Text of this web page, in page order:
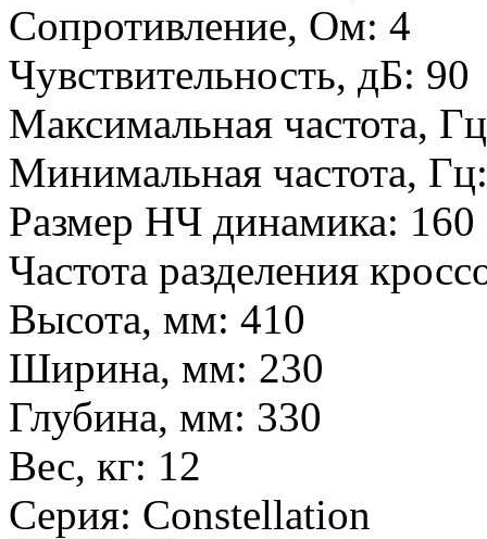
Сопротивление, Ом: 4
Чувствительность, дБ: 90
Максимальная частота,
Минимальная частота,
Размер НЧ динамика:
Частота разделения
Высота, мм: 410
Ширина, мм: 230
Глубина, мм: 330
Вес, кг: 12
Серия: Constellation